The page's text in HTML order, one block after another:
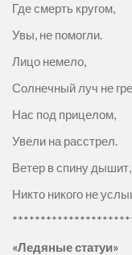
Где смерть кругом,
Увы, не помогли.
Лицо немело,
Солнечный луч не
Нас под прицелом,
Увели на расстрел.
Ветер в спину дышит,
Никто никого не
«Ледяные статуи»